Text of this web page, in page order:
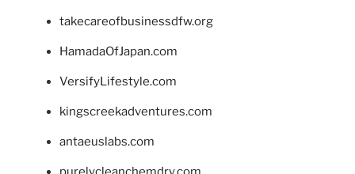
takecareofbusinessdfw.org
HamadaOfJapan.com
VersifyLifestyle.com
kingscreekadventures.com
antaeuslabs.com